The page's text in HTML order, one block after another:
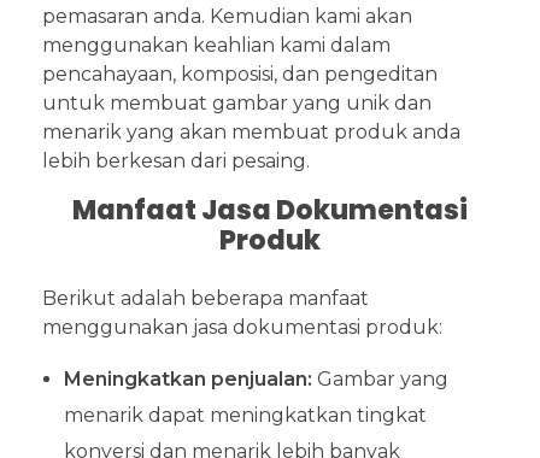
pemasaran anda. Kemudian kami akan
menggunakan keahlian kami dalam
pencahayaan, komposisi, dan pengeditan
untuk membuat gambar yang unik dan
menarik yang akan membuat produk anda
lebih berkesan dari pesaing.
Manfaat Jasa Dokumentasi
Produk
Berikut adalah beberapa manfaat
menggunakan jasa dokumentasi produk:
Meningkatkan penjualan: Gambar yang
menarik dapat meningkatkan tingkat
konversi dan menarik lebih banyak